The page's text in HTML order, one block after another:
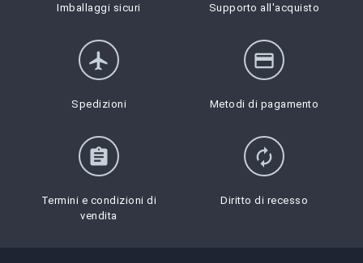
Imballaggi sicuri Supporto all'acquisto
flight
Spedizioni
credit_card
Metodi di pagamento
assignment
Termini e condizioni di
vendita
autorenew
Diritto di recesso